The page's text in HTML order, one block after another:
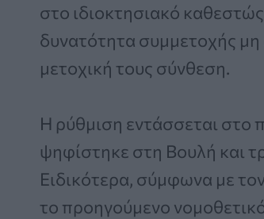
στο ιδιοκτησιακό
δυνατότητα συμμετοχής
μετοχική τους σύνθεση.
Η ρύθμιση εντάσσεται στο
ψηφίστηκε στη Βουλή και
Ειδικότερα, σύμφωνα με τον
το προηγούμενο